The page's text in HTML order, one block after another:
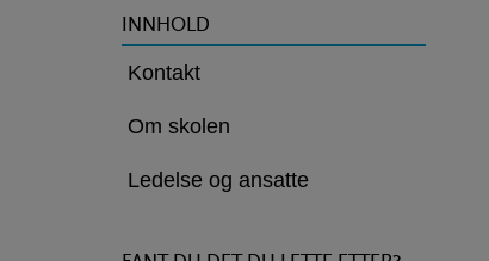
>Sandesundsveien
barneskole
INNHOLD
Kontakt
Om skolen
Ledelse og ansatte